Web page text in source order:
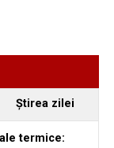
lista posturilor
la 4
Ştirea zilei
termice: